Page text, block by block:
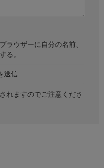
ラウザーに自分の名前、
る。
れますのでご注意くださ